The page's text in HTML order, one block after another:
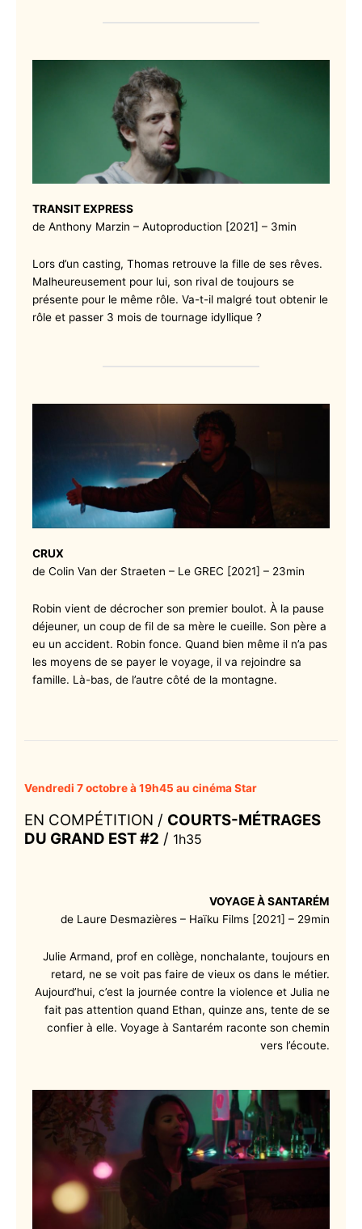
TRANSIT EXPRESS
de Anthony Marzin – Autoproduction [2021] – 3min
Lors d’un casting, Thomas retrouve la fille de ses rêves.
Malheureusement pour lui, son rival de toujours se
présente pour le même rôle. Va-t-il malgré tout obtenir le
rôle et passer 3 mois de tournage idyllique ?
CRUX
de Colin Van der Straeten – Le GREC [2021] – 23min
Robin vient de décrocher son premier boulot. À la pause
déjeuner, un coup de fil de sa mère le cueille. Son père a
eu un accident. Robin fonce. Quand bien même il n’a pas
les moyens de se payer le voyage, il va rejoindre sa
famille. Là-bas, de l’autre côté de la montagne.
Vendredi 7 octobre à 19h45 au cinéma Star
EN COMPÉTITION / COURTS-MÉTRAGES
DU GRAND EST#2 / 1h35
VOYAGE À SANTARÉM
de Laure Desmazières – Haïku Films [2021] – 29min
Julie Armand, prof en collège, nonchalante, toujours en
retard, ne se voit pas faire de vieux os dans le métier.
Aujourd’hui, c’est la journée contre la violence et Julia ne
fait pas attention quand Ethan, quinze ans, tente de se
confier à elle. Voyage à Santarém raconte son chemin
vers l’écoute.